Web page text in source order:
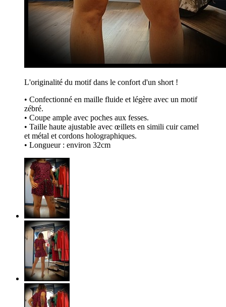
L'originalité du motif dans le confort d'un short !
• Confectionné en maille fluide et légère avec un motif
zébré.
• Coupe ample avec poches aux fesses.
• Taille haute ajustable avec œillets en simili cuir camel
et métal et cordons holographiques.
• Longueur : environ 32cm